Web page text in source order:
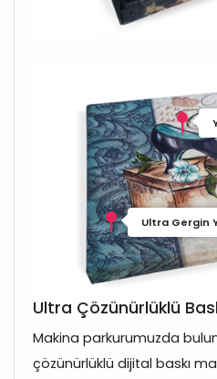
Ultra Gergin
Ultra Çözünürlüklü
Makina parkurumuzda
çözünürlüklü dijital baskı